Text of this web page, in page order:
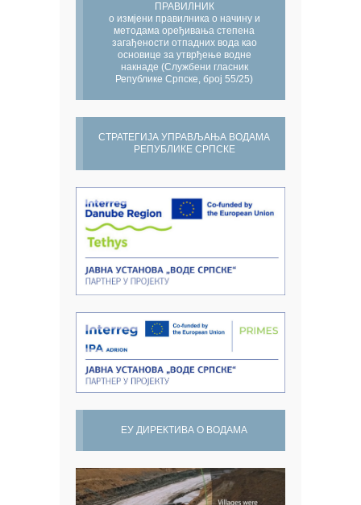
ПРАВИЛНИК
о измјени правилника о начину и
методама оређивања степена
загађености отпадних вода као
основице за утврђење водне
накнаде (Службени гласник
Републике Српске, број 55/25)
СТРАТЕГИЈА УПРАВЉАЊА ВОДАМА
РЕПУБЛИКЕ СРПСКЕ
ЕУ ДИРЕКТИВА О ВОДАМА